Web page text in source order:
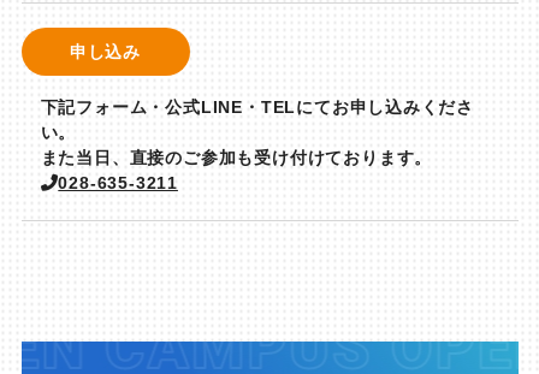
申し込み
下記フォーム・公式LINE・TELにてお申し込みくださ
い。
また当日、直接のご参加も受け付けております。
028-635-3211